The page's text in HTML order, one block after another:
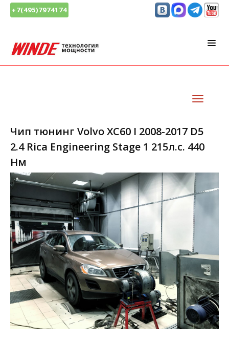
+7(495)7974174
Чип тюнинг Volvo XC60 I 2008-2017 D5
2.4 Rica Engineering Stage 1 215л.с. 440
Нм